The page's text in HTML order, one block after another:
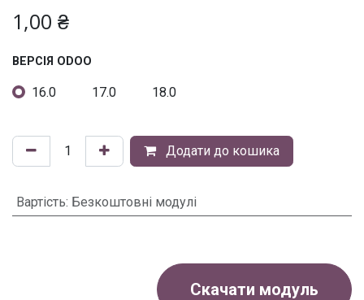
1,00 ₴
ВЕРСІЯ ODOO
16.0 17.0 18.0
Додати до кошика
Вартість: Безкоштовні модулі
Скачати модуль